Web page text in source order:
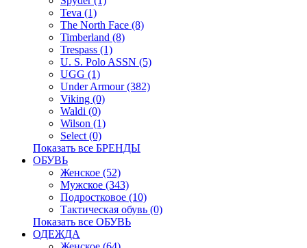
Teva (1)
The North Face (8)
Timberland (8)
Trespass (1)
U. S. Polo ASSN (5)
UGG (1)
Under Armour (382)
Viking (0)
Waldi (0)
Wilson (1)
Select (0)
Показать все БРЕНДЫ
ОБУВЬ
Женское (52)
Мужское (343)
Подростковое (10)
Тактическая обувь (0)
Показать все ОБУВЬ
ОДЕЖДА